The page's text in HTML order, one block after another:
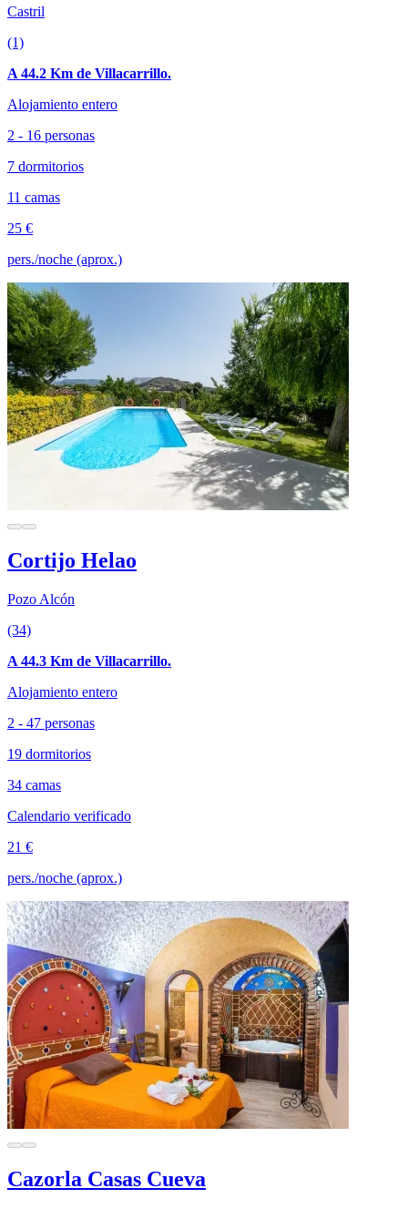
Castril
(1)
A 44.2 Km de Villacarrillo.
Alojamiento entero
2 - 16 personas
7 dormitorios
11 camas
25 €
pers./noche (aprox.)
Cortijo Helao
Pozo Alcón
(34)
A 44.3 Km de Villacarrillo.
Alojamiento entero
2 - 47 personas
19 dormitorios
34 camas
Calendario verificado
21 €
pers./noche (aprox.)
Cazorla Casas Cueva